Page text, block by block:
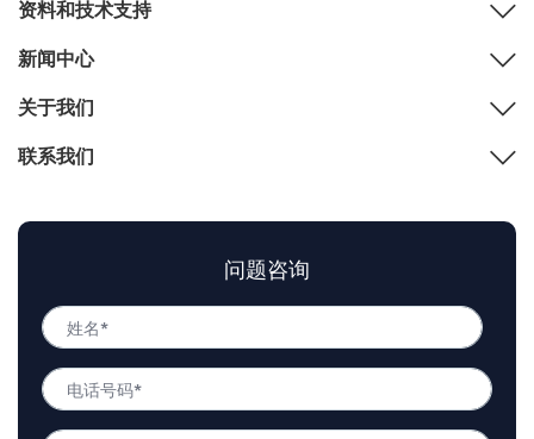
资料和技术支持
新闻中心
关于我们
联系我们
问题咨询
姓
名
号